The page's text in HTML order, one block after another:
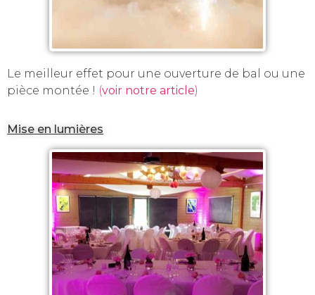
Le meilleur effet pour une ouverture de bal ou une
pièce montée ! (voir notre article)
Mise en lumières